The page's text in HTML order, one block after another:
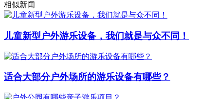
相似新闻
儿童新型户外游乐设备，我们就是与众不同！
适合大部分户外场所的游乐设备有哪些？